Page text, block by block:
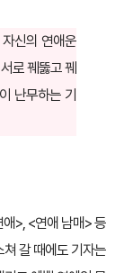
신의 연애운
로 꿰뚫고 꿰
난무하는 기
>, <연애 남매> 등
갈 때에도 기자는